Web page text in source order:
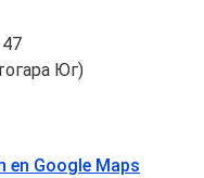
Юг)
en Google Maps